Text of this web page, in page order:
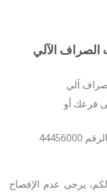
الآلي
آلي
فرعك أو
عند استلام بطاقتك، يمكنك الاتصال بالرقم 44456000
يرجى عدم الإفصاح